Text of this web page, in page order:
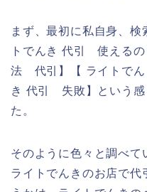
まず、最初に私自身、検
トでんき 代引 使える
法 代引】【 ライトでん
き 代引 失敗】という感
た。
そのように色々と調べて
ライトでんきのお店で代